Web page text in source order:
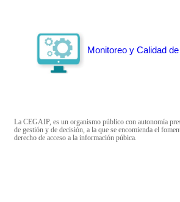
Monitoreo y Calidad
La CEGAIP, es un organismo público con autonomía
de gestión y de decisión, a la que se encomienda el
derecho de acceso a la información púbica.